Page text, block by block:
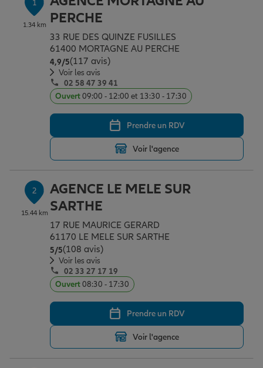
Assurance emprunteur
Prévoyance et dépendance
Assurance animal de compagnie
Protection de la famille
Protection juridique
Épargne & retraite
Plan épargne retraite
Assurance vie
Placements financiers
Transmission
Vos projets
Partir en vacances
Déménager
Départ à la retraite
Préparer l’avenir
Conseil assurance
Outre-mer
Assurance habitation
Le Pack Famille
Garantie des accidents de la vie
Assurance scolaire
Allianz en France
1
1.34 km
PERCHE
33 RUE DES QUINZE FUSILLES
61400 MORTAGNE AU PERCHE
4,9/5Note de 4.9 sur 5
(117 avis)
Voir les avis
02 58 47 39 41
Ouvert09:00 - 12:00 et 13:30 - 17:30
Prendre un RDV
Voir l'agence
2
15.44 km
AGENCE LE MELE SUR
SARTHE
17 RUE MAURICE GERARD
61170 LE MELE SUR SARTHE
5/5Note de 5 sur 5
(108 avis)
Voir les avis
02 33 27 17 19
Ouvert08:30 - 17:30
Prendre un RDV
Voir l'agence